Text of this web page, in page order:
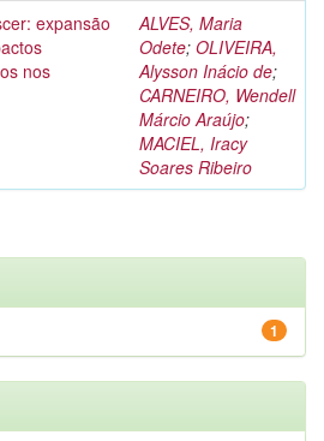
expansão
nos
ALVES, Maria
Odete; OLIVEIRA,
Alysson Inácio de;
CARNEIRO, Wendell
Márcio Araújo;
MACIEL, Iracy
Soares Ribeiro
1